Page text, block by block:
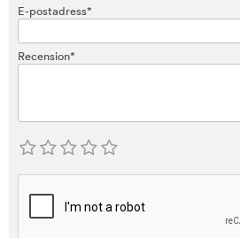
E-postadress*
Recension*